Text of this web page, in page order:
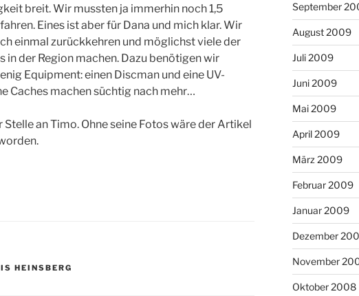
breit. Wir mussten ja immerhin noch 1,5
Eines ist aber für Dana und mich klar. Wir
einmal zurückkehren und möglichst viele der
in der Region machen. Dazu benötigen wir
Equipment: einen Discman und eine UV-
Caches machen süchtig nach mehr…
Stelle an Timo. Ohne seine Fotos wäre der Artikel
HEINSBERG
September
August 2009
Juli 2009
Juni 2009
Mai 2009
April 2009
März 2009
Februar 2009
Januar 2009
Dezember
November
Oktober 2008